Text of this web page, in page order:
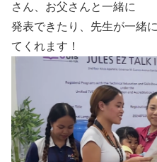
さん、お父さんと一緒に
発表できたり、先生が一緒
てくれます！